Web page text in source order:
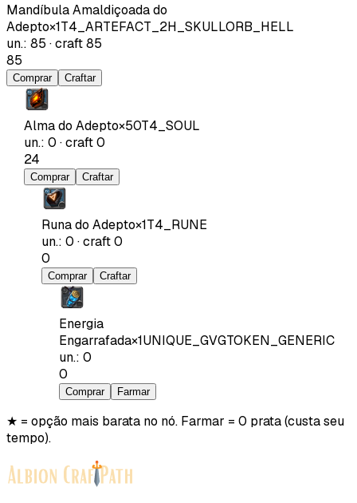
Mandíbula Amaldiçoada do
Adepto×1T4_ARTEFACT_2H_SKULLORB_HELL
un.: 85 ·craft85
85
Comprar Craftar
Alma do Adepto×50T4_SOUL
un.: 0 ·craft0
24
Comprar Craftar
Runa do Adepto×1T4_RUNE
un.: 0 ·craft0
0
Comprar Craftar
Energia
Engarrafada×1UNIQUE_GVGTOKEN_GENERIC
un.: 0
0
Comprar Farmar
★ = opção mais barata no nó. Farmar = 0 prata (custa seu
tempo).